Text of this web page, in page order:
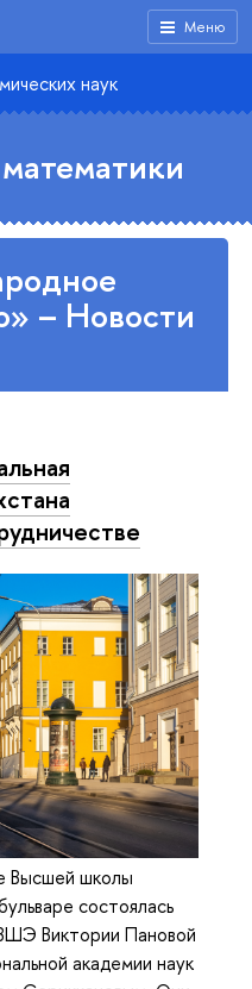
Меню
наук
– Новости
Высшей школы
состоялась
Виктории Пановой
академии наук